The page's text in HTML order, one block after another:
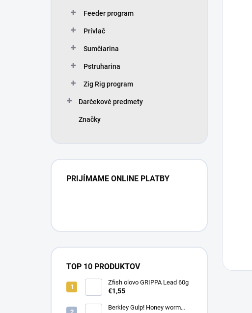
Feeder program
Prívlač
Sumčiarina
Pstruharina
Zig Rig program
Darčekové predmety
Značky
PRIJÍMAME ONLINE PLATBY
TOP 10 PRODUKTOV
Zfish olovo GRIPPA Lead 60g
€1,55
Berkley Gulp! Honey worm